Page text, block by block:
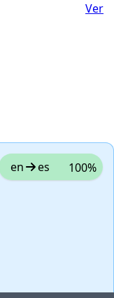
Ver
en es 100%